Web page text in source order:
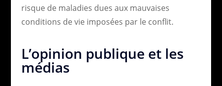
risque de maladies dues aux mauvaises
conditions de vie imposées par le conflit.
L’opinion publique et les
médias